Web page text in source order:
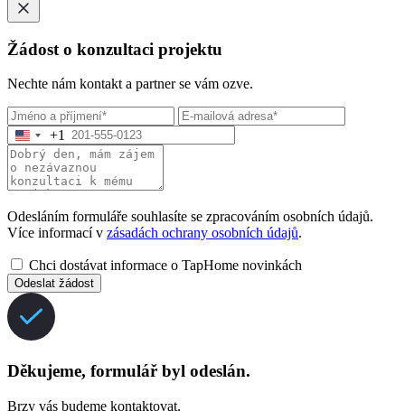
Žádost o konzultaci projektu
Nechte nám kontakt a partner se vám ozve.
+1
Odesláním formuláře souhlasíte se zpracováním osobních údajů.
Více informací v zásadách ochrany osobních údajů.
Chci dostávat informace o TapHome novinkách
Odeslat žádost
Děkujeme, formulář byl odeslán.
Brzy vás budeme kontaktovat.